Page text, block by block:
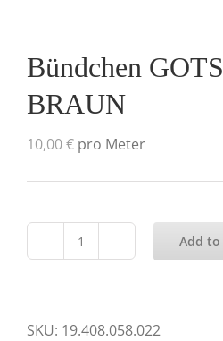
Bündchen
BRAUN
10,00€ pro Meter
Bündchen
-
Add to
SKU: 19.408.058.022